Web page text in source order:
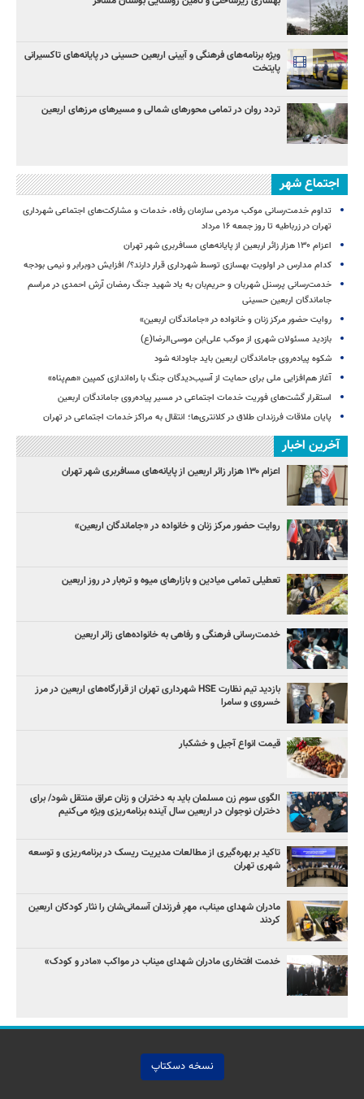
ویژه برنامه‌های فرهنگی و آیینی اربعین حسینی در پایانه‌های تاکسیرانی
پایتخت
تردد روان در تمامی محورهای شمالی و مسیرهای مرزهای اربعین
اجتماع شهر
تداوم خدمت‌رسانی موکب مردمی سازمان رفاه، خدمات و مشارکت‌های اجتماعی شهرداری
تهران در زرباطیه تا روز جمعه ۱۶ مرداد
اعزام ۱۳۰ هزار زائر اربعین از پایانه‌های مسافربری شهر تهران
کدام مدارس در اولویت بهسازی توسط شهرداری قرار دارند؟/ افزایش دوبرابر و نیمی بودجه
خدمت‌رسانی پرسنل شهربان و حریم‌بان به یاد شهید جنگ رمضان آرش احمدی در مراسم
جاماندگان اربعین حسینی
روایت حضور مرکز زنان و خانواده در «جاماندگان اربعین»
بازدید مسئولان شهری از موکب علی‌ابن موسی‌الرضا(ع)
شکوه پیاده‌روی جاماندگان اربعین باید جاودانه شود
آغاز هم‌افزایی ملی برای حمایت از آسیب‌دیدگان جنگ با راه‌اندازی کمپین «هم‌پناه»
استقرار گشت‌های فوریت خدمات اجتماعی در مسیر پیاده‌روی جاماندگان اربعین
پایان ملاقات فرزندان طلاق در کلانتری‌ها؛ انتقال به مراکز خدمات اجتماعی در تهران
آخرین اخبار
اعزام ۱۳۰ هزار زائر اربعین از پایانه‌های مسافربری شهر تهران
روایت حضور مرکز زنان و خانواده در «جاماندگان اربعین»
تعطیلی تمامی میادین و بازارهای میوه و تره‌بار در روز اربعین
خدمت‌رسانی فرهنگی و رفاهی به خانواده‌های زائر اربعین
بازدید تیم نظارت HSE شهرداری تهران از قرارگاه‌های اربعین در مرز
خسروی و سامرا
قیمت انواع آجیل و خشکبار
الگوی سوم زن مسلمان باید به دختران و زنان عراق منتقل شود/ برای
دختران نوجوان در اربعین سال آینده برنامه‌ریزی ویژه می‌کنیم
تاکید بر بهره‌گیری از مطالعات مدیریت ریسک در برنامه‌ریزی و توسعه
شهری تهران
مادران شهدای میناب، مهرِ فرزندان آسمانی‌شان را نثار کودکان اربعین
کردند
خدمت افتخاری مادران شهدای میناب در مواکب «مادر و کودک»
نسخه دسکتاپ